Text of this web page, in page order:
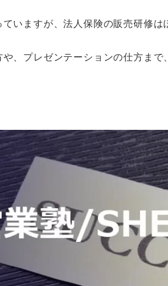
いますが、法人保険の販売研修
、プレゼンテーションの仕方ま